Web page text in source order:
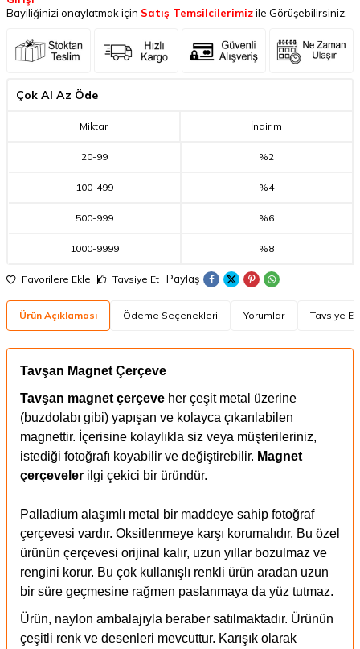
Bayiliğinizi onaylatmak için Satış Temsilcilerimizile Görüşebilirsiniz.
Çok Al Az Öde
Miktar İndirim
20-99 %2
100-499 %4
500-999 %6
1000-9999 %8
Favorilere Ekle Tavsiye Et Paylaş
Ürün Açıklaması Ödeme Seçenekleri Yorumlar Tavsiye Et
Tavşan Magnet Çerçeve
Tavşan magnet çerçeve her çeşit metal üzerine
(buzdolabı gibi) yapışan ve kolayca çıkarılabilen
magnettir. İçerisine kolaylıkla siz veya müşterileriniz,
istediği fotoğrafı koyabilir ve değiştirebilir. Magnet
çerçeveler ilgi çekici bir üründür.
Palladium alaşımlı metal bir maddeye sahip fotoğraf
çerçevesi vardır. Oksitlenmeye karşı korumalıdır. Bu özel
ürünün çerçevesi orijinal kalır, uzun yıllar bozulmaz ve
rengini korur. Bu çok kullanışlı renkli ürün aradan uzun
bir süre geçmesine rağmen paslanmaya da yüz tutmaz.
Ürün, naylon ambalajıyla beraber satılmaktadır. Ürünün
çeşitli renk ve desenleri mevcuttur. Karışık olarak